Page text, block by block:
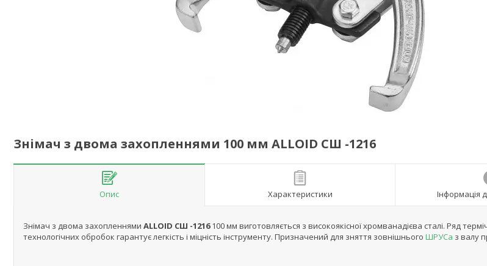
Знімач з двома захопленнями 100 мм ALLOID СШ -1216
Опис Характеристики Інформація
Знімач з двома захопленнями ALLOID СШ -1216100 мм виготовляється з високоякісної хромванадієва сталі. Ряд
технологічних обробок гарантує легкість і міцність інструменту. Призначений для зняття зовнішнього ШРУСа з валу